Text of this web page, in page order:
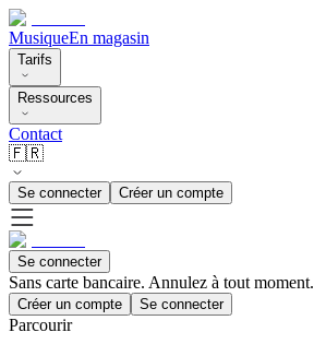
MusiqueEn magasin
Tarifs
Ressources
Contact
🇫🇷
Se connecter Créer un compte
Se connecter
Sans carte bancaire. Annulez à tout moment.
Créer un compte Se connecter
Parcourir